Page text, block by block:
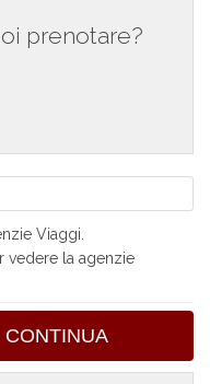
prenotare?
Viaggi.
vedere la agenzie
CONTINUA